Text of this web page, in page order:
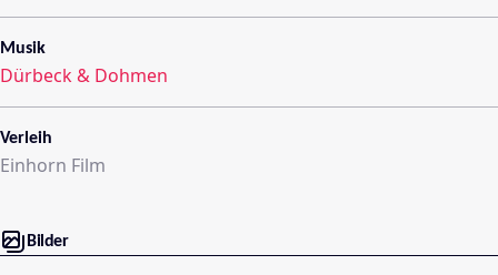
Musik
Dürbeck & Dohmen
Verleih
Einhorn Film
Bilder